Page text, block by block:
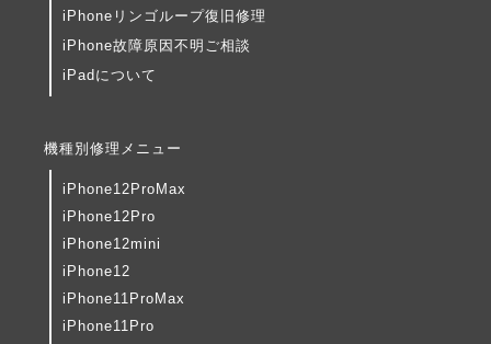
iPhoneリンゴループ復旧修理
iPhone故障原因不明ご相談
iPadについて
機種別修理メニュー
iPhone12ProMax
iPhone12Pro
iPhone12mini
iPhone12
iPhone11ProMax
iPhone11Pro